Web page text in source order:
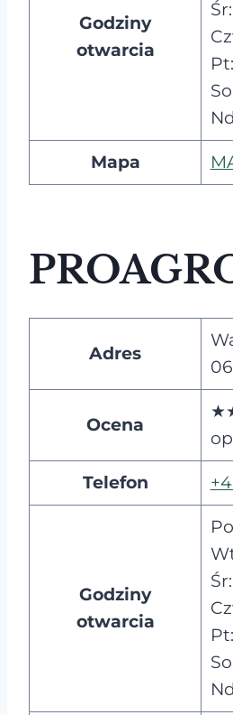
Godziny
otwarcia
Mapa
Adres
Ocena
Telefon
Godziny
otwarcia